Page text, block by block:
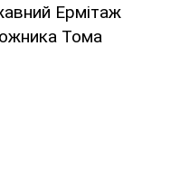
Ермітаж
Тома